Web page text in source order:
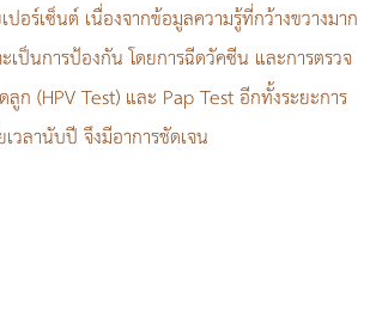
ปอร์เซ็นต์ เนื่องจากข้อมูลความรู้ที่กว้างขวางมาก
เป็นการป้องกัน โดยการฉีดวัคซีน และการตรวจ
ลูก (HPV Test) และ Pap Test อีกทั้งระยะการ
วลานับปี จึงมีอาการชัดเจน